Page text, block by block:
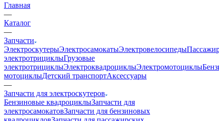
Главная
—
Каталог
—
Запчасти
ЭлектроскутерыЭлектросамокатыЭлектровелосипеды
электротрициклыГрузовые
электротрициклыЭлектроквадроциклыЭлектромотоциклы
мотоциклыДетский транспортАксессуары
—
Запчасти для электроскутеров
Бензиновые квадроциклыЗапчасти для
электросамокатовЗапчасти для бензиновых